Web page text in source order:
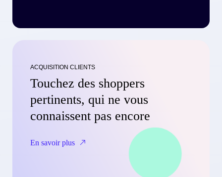
ACQUISITION CLIENTS
Touchez des shoppers
pertinents, qui ne vous
connaissent pas encore
En savoir plus